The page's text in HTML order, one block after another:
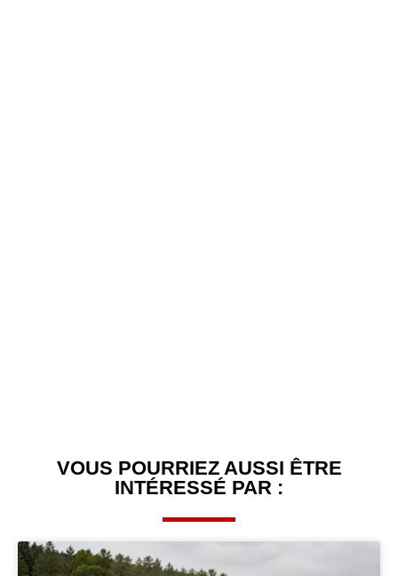
VOUS POURRIEZ AUSSI ÊTRE
INTÉRESSÉ PAR :